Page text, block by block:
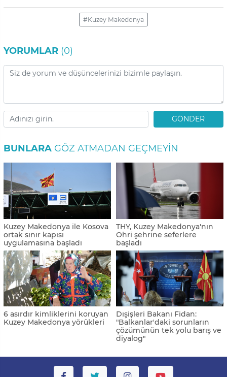
#Kuzey Makedonya
YORUMLAR (0)
GÖNDER
BUNLARA GÖZ ATMADAN GEÇMEYIN
Kuzey Makedonya ile Kosova
ortak sınır kapısı
uygulamasına başladı
THY, Kuzey Makedonya'nın
Ohri şehrine seferlere
başladı
6 asırdır kimliklerini koruyan
Kuzey Makedonya yörükleri
Dışişleri Bakanı Fidan:
"Balkanlar'daki sorunların
çözümünün tek yolu barış ve
diyalog"